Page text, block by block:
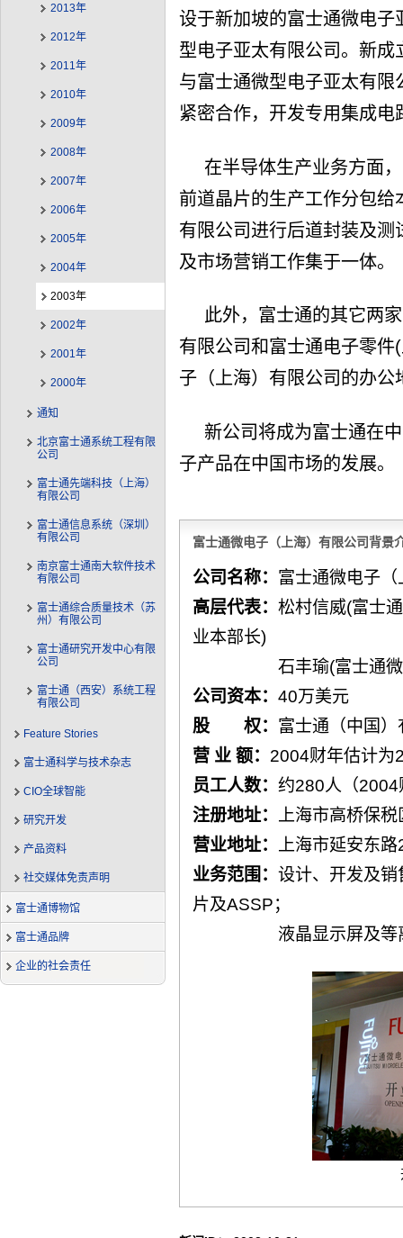
2013年
2012年
2011年
2010年
2009年
2008年
2007年
2006年
2005年
2004年
2003年
2002年
2001年
2000年
通知
北京富士通系统工程有限
公司
富士通先端科技（上海）
有限公司
富士通信息系统（深圳）
有限公司
南京富士通南大软件技术
有限公司
富士通综合质量技术（苏
州）有限公司
富士通研究开发中心有限
公司
富士通（西安）系统工程
有限公司
Feature Stories
富士通科学与技术杂志
CIO全球智能
研究开发
产品资料
社交媒体免责声明
富士通博物馆
富士通品牌
企业的社会责任
设于新加坡的富士通微电
型电子亚太有限公司。新
与富士通微型电子亚太有
紧密合作，开发专用集成
在半导体生产业务方面
前道晶片的生产工作分包
有限公司进行后道封装及
及市场营销工作集于一体。
此外，富士通的其它两
有限公司和富士通电子零
子（上海）有限公司的办公
新公司将成为富士通在
子产品在中国市场的发展。
富士通微电子（上海）有限公司背景
公司名称： 富士通微电子
高层代表： 松村信威(富士
业本部长)
石丰瑜(富士通
公司资本： 40万美元
股 权： 富士通（中国
营 业 额： 2004财年估计为
员工人数： 约280人（2004
注册地址：
上海市高桥保
营业地址：
上海市延安东
业务范围： 设计、开发及
片及ASSP；
液晶显示屏及等